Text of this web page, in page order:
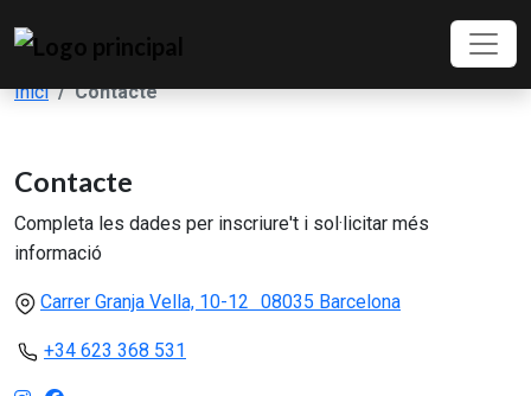
Inici Contacte
Contacte
Completa les dades per inscriure't i sol·licitar més
informació
Carrer Granja Vella, 10-12 08035 Barcelona
+34 623 368 531